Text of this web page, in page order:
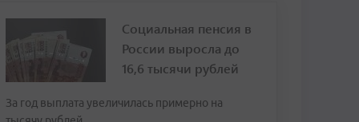
Социальная пенсия в
России выросла до
16,6 тысячи рублей
За год выплата увеличилась примерно на